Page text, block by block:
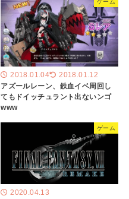
ゲーム
2018.01.04 2018.01.12
アズールレーン、鉄血イベ周回し
てもドイッチュラント出ないンゴ
www
ゲーム
2020.04.13